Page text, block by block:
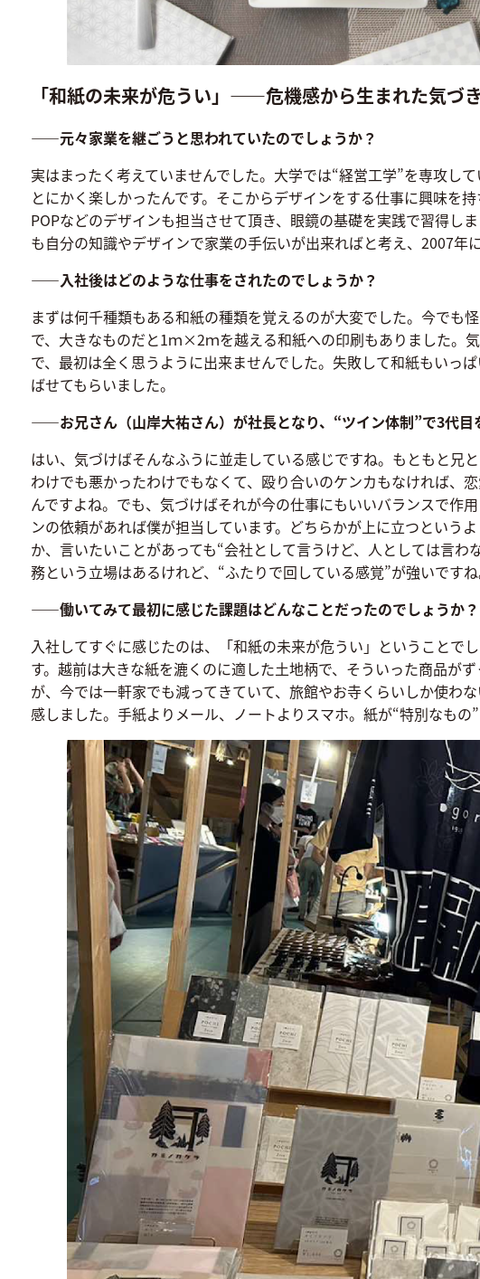
「和紙の未来が危うい」——危機感から生まれた気づき
――元々家業を継ごうと思われていたのでしょうか？
実はまったく考えていませんでした。大学では“経営工学”を専攻
とにかく楽しかったんです。そこからデザインをする仕事に興味を
POPなどのデザインも担当させて頂き、眼鏡の基礎を実践で習得し
も自分の知識やデザインで家業の手伝いが出来ればと考え、2007年
――入社後はどのような仕事をされたのでしょうか？
まずは何千種類もある和紙の種類を覚えるのが大変でした。今でも
で、大きなものだと1ｍ×2ｍを越える和紙への印刷もありました。
で、最初は全く思うように出来ませんでした。失敗して和紙もいっ
ばせてもらいました。
――お兄さん（山岸大祐さん）が社長となり、“ツイン体制”で3代目
はい、気づけばそんなふうに並走している感じですね。もともと兄
わけでも悪かったわけでもなくて、殴り合いのケンカもなければ、
んですよね。でも、気づけばそれが今の仕事にもいいバランスで作
ンの依頼があれば僕が担当しています。どちらかが上に立つという
か、言いたいことがあっても“会社として言うけど、人としては言
務という立場はあるけれど、“ふたりで回している感覚”が強いですね
――働いてみて最初に感じた課題はどんなことだったのでしょうか？
入社してすぐに感じたのは、「和紙の未来が危うい」ということで
す。越前は大きな紙を漉くのに適した土地柄で、そういった商品が
が、今では一軒家でも減ってきていて、旅館やお寺くらいしか使わ
感しました。手紙よりメール、ノートよりスマホ。紙が“特別なもの”